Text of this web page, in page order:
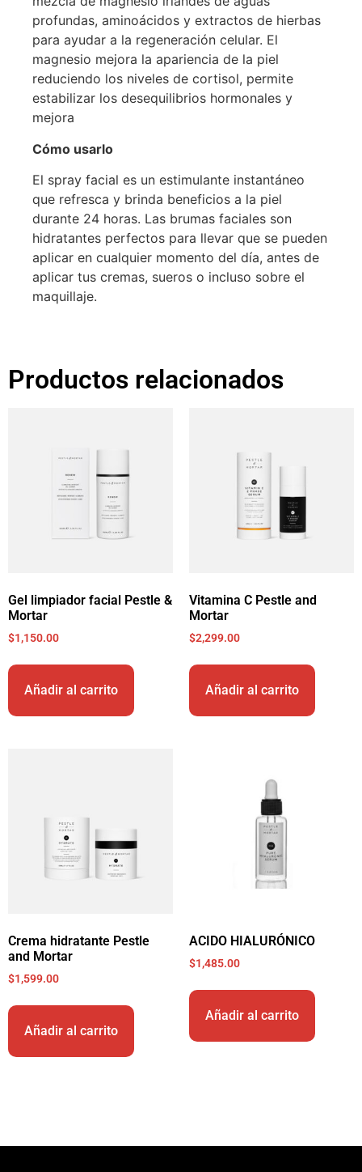
profundas, aminoácidos y extractos de hierbas
para ayudar a la regeneración celular. El
magnesio mejora la apariencia de la piel
reduciendo los niveles de cortisol, permite
estabilizar los desequilibrios hormonales y
mejora
Cómo usarlo
El spray facial es un estimulante instantáneo
que refresca y brinda beneficios a la piel
durante 24 horas. Las brumas faciales son
hidratantes perfectos para llevar que se pueden
aplicar en cualquier momento del día, antes de
aplicar tus cremas, sueros o incluso sobre el
maquillaje.
Productos relacionados
Gel limpiador facial Pestle &
Mortar
$1,150.00
Añadir al carrito
Vitamina C Pestle and
Mortar
$2,299.00
Añadir al carrito
Crema hidratante Pestle
and Mortar
$1,599.00
Añadir al carrito
ACIDO HIALURÓNICO
$1,485.00
Añadir al carrito